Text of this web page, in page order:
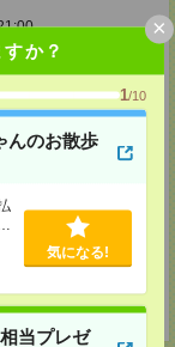
か？
1/10
んのお散歩
気になる!
当プレゼ
×
ビル3F（さいたま